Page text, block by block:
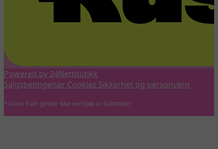
Powered by 24Nettbutikk
Salgsbetingelser Cookies Sikkerhet og personvern
*Gratis frakt gjelder ikke ved kjøp av fluktstoler